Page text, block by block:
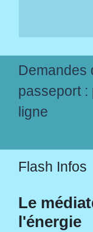
Demandes
passeport
ligne
Flash Infos
Le
l'énergie